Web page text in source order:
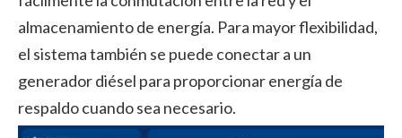
almacenamiento de energía. Para mayor flexibilidad,
el sistema también se puede conectar a un
generador diésel para proporcionar energía de
respaldo cuando sea necesario.